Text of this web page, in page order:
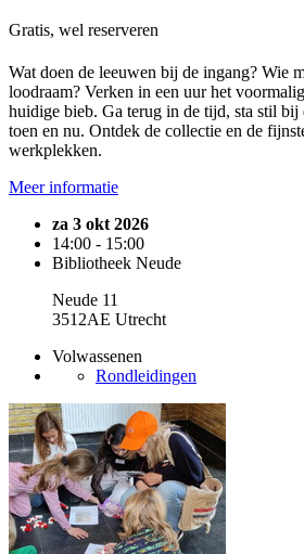
Gratis, wel reserveren
Wat doen de leeuwen bij de ingang? Wie
loodraam? Verken in een uur het
huidige bieb. Ga terug in de tijd, sta stil bij
toen en nu. Ontdek de collectie en de
werkplekken.
Meer informatie
za 3 okt 2026
14:00 - 15:00
Bibliotheek Neude
Neude 11
3512AE Utrecht
Volwassenen
Rondleidingen